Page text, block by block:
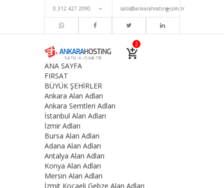
0.312.427 2090 satis@ankarahosting.com.tr
ANA SAYFA
FIRSAT
BÜYÜK ŞEHİRLER
Ankara Alan Adları
Ankara Semtleri Adları
İstanbul Alan Adları
İzmir Adları
Bursa Alan Adları
Adana Alan Adları
Antalya Alan Adları
Konya Alan Adları
Mersin Alan Adları
İzmit Kocaeli Gebze Alan Adları